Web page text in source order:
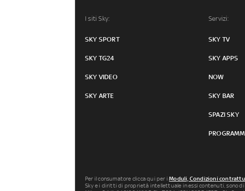
I siti Sky:
SKY SPORT
SKY TG24
SKY VIDEO
SKY ARTE
Servizi:
SKY TV
SKY APPS
NOW
SKY BAR
SPAZI SKY
Per il consumatore clicca qui per iModuli, Condizioni
Sky e i diritti di proprietà intellettuale in essi contenuti, sono di